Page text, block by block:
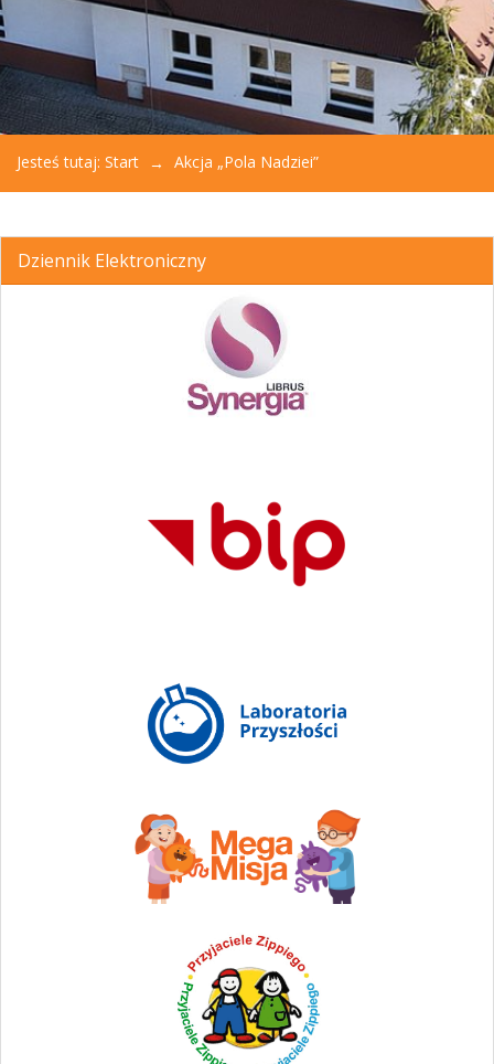
Jesteś tutaj: Start Akcja „Pola Nadziei”
Dziennik Elektroniczny